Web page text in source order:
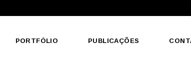
PORTFÓLIO PUBLICAÇÕES